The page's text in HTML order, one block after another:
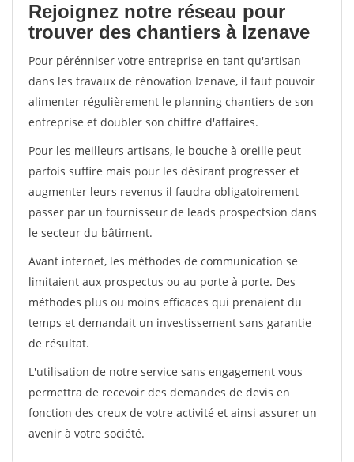
Rejoignez notre réseau pour
trouver des chantiers à Izenave
Pour pérénniser votre entreprise en tant qu'artisan
dans les travaux de rénovation Izenave, il faut pouvoir
alimenter régulièrement le planning chantiers de son
entreprise et doubler son chiffre d'affaires.
Pour les meilleurs artisans, le bouche à oreille peut
parfois suffire mais pour les désirant progresser et
augmenter leurs revenus il faudra obligatoirement
passer par un fournisseur de leads prospectsion dans
le secteur du bâtiment.
Avant internet, les méthodes de communication se
limitaient aux prospectus ou au porte à porte. Des
méthodes plus ou moins efficaces qui prenaient du
temps et demandait un investissement sans garantie
de résultat.
L'utilisation de notre service sans engagement vous
permettra de recevoir des demandes de devis en
fonction des creux de votre activité et ainsi assurer un
avenir à votre société.